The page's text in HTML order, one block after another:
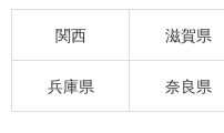
関西 滋賀県
兵庫県 奈良県